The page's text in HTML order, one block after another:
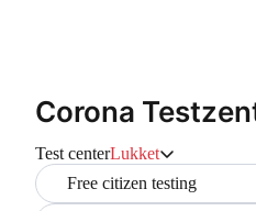
Corona
Test centerLukket
Free citizen testing